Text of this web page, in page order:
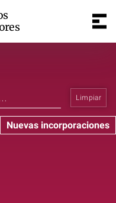
Limpiar
Nuevas incorporaciones